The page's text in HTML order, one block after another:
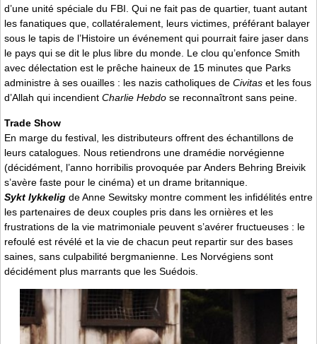
d’une unité spéciale du FBI. Qui ne fait pas de quartier, tuant autant
les fanatiques que, collatéralement, leurs victimes, préférant balayer
sous le tapis de l’Histoire un événement qui pourrait faire jaser dans
le pays qui se dit le plus libre du monde. Le clou qu’enfonce Smith
avec délectation est le prêche haineux de 15 minutes que Parks
administre à ses ouailles : les nazis catholiques de Civitas et les fous
d’Allah qui incendient Charlie Hebdo se reconnaîtront sans peine.
Trade Show
En marge du festival, les distributeurs offrent des échantillons de
leurs catalogues. Nous retiendrons une dramédie norvégienne
(décidément, l’anno horribilis provoquée par Anders Behring Breivik
s’avère faste pour le cinéma) et un drame britannique.
Sykt lykkelig de Anne Sewitsky montre comment les infidélités entre
les partenaires de deux couples pris dans les ornières et les
frustrations de la vie matrimoniale peuvent s’avérer fructueuses : le
refoulé est révélé et la vie de chacun peut repartir sur des bases
saines, sans culpabilité bergmanienne. Les Norvégiens sont
décidément plus marrants que les Suédois.